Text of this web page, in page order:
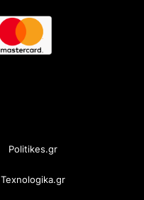
Politikes.gr
Texnologika.gr